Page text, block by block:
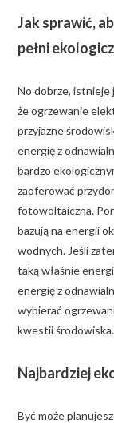
Jak sprawić,
pełni
No dobrze, istnieje
że ogrzewanie
przyjazne
energię z
bardzo
zaoferować
fotowoltaiczna.
bazują na energii
wodnych. Jeśli
taką właśnie
energię z
wybierać
kwestii środowiska.
Najbardziej
Być może